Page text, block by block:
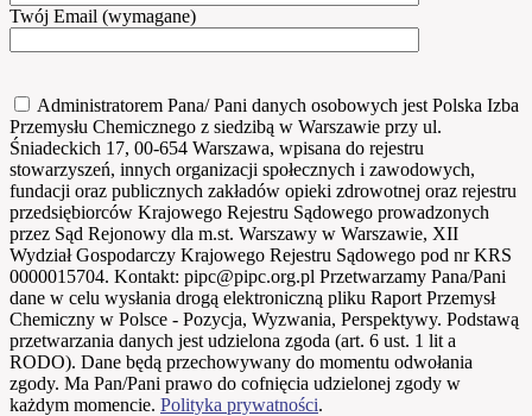
Twój Email (wymagane)
Administratorem Pana/ Pani danych osobowych jest Polska Izba
Przemysłu Chemicznego z siedzibą w Warszawie przy ul.
Śniadeckich 17, 00-654 Warszawa, wpisana do rejestru
stowarzyszeń, innych organizacji społecznych i zawodowych,
fundacji oraz publicznych zakładów opieki zdrowotnej oraz rejestru
przedsiębiorców Krajowego Rejestru Sądowego prowadzonych
przez Sąd Rejonowy dla m.st. Warszawy w Warszawie, XII
Wydział Gospodarczy Krajowego Rejestru Sądowego pod nr KRS
0000015704. Kontakt: pipc@pipc.org.pl Przetwarzamy Pana/Pani
dane w celu wysłania drogą elektroniczną pliku Raport Przemysł
Chemiczny w Polsce - Pozycja, Wyzwania, Perspektywy. Podstawą
przetwarzania danych jest udzielona zgoda (art. 6 ust. 1 lit a
RODO). Dane będą przechowywany do momentu odwołania
zgody. Ma Pan/Pani prawo do cofnięcia udzielonej zgody w
każdym momencie. Polityka prywatności.